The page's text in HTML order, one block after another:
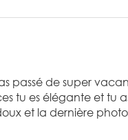
passé de super
tu es élégante et tu
et la dernière